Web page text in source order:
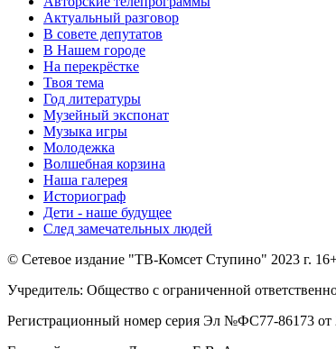
Актуальный разговор
В совете депутатов
В Нашем городе
На перекрёстке
Твоя тема
Год литературы
Музейный экспонат
Музыка игры
Молодежка
Волшебная корзина
Наша галерея
Историограф
Дети - наше будущее
След замечательных людей
© Сетевое издание "ТВ-Комсет Ступино" 2023 г.
Учредитель: Общество с ограниченной
Регистрационный номер серия Эл №ФС77-86173 от